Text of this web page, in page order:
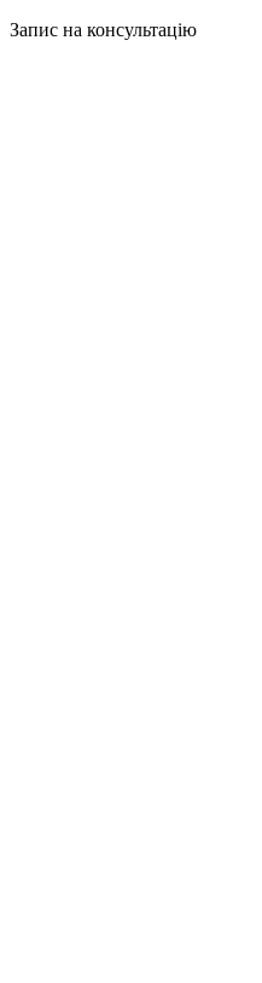
Запис на консультацію